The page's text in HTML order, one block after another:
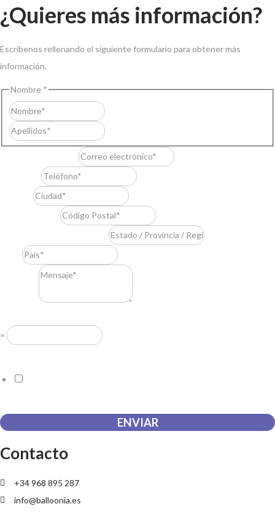
¿Quieres más información?
Escríbenos rellenando el siguiente formulario para obtener más
información.
Nombre *
Nombre
Apellidos
=
ENVIAR
Contacto
+34 968 895 287
info@balloonia.es